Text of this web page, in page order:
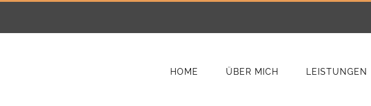
HOME ÜBER MICH LEISTUNGEN